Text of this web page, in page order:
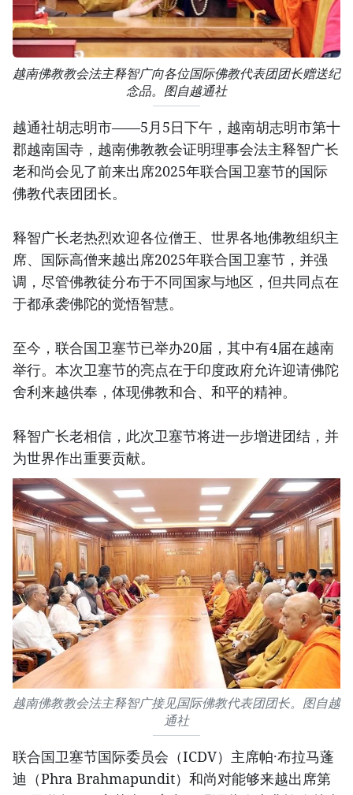
越南佛教教会法主释智广向各位国际佛教代表团团长赠送纪
念品。图自越通社
越通社胡志明市——5月5日下午，越南胡志明市第十
郡越南国寺，越南佛教教会证明理事会法主释智广长
老和尚会见了前来出席2025年联合国卫塞节的国际
佛教代表团团长。
释智广长老热烈欢迎各位僧王、世界各地佛教组织主
席、国际高僧来越出席2025年联合国卫塞节，并强
调，尽管佛教徒分布于不同国家与地区，但共同点在
于都承袭佛陀的觉悟智慧。
至今，联合国卫塞节已举办20届，其中有4届在越南
举行。本次卫塞节的亮点在于印度政府允许迎请佛陀
舍利来越供奉，体现佛教和合、和平的精神。
释智广长老相信，此次卫塞节将进一步增进团结，并
为世界作出重要贡献。
越南佛教教会法主释智广接见国际佛教代表团团长。图自越
通社
联合国卫塞节国际委员会（ICDV）主席帕·布拉马蓬
迪（Phra Brahmapundit）和尚对能够来越出席第